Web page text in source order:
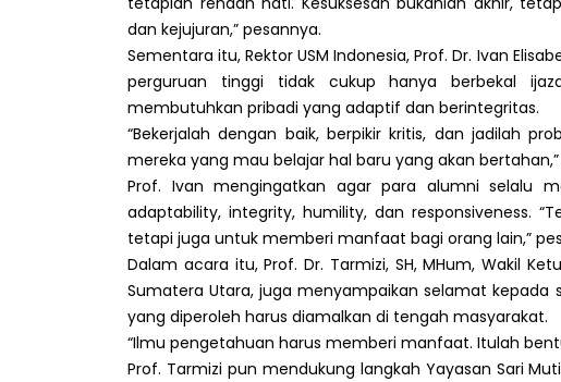
dan kejujuran,” pesannya.
Sementara itu, Rektor USM Indonesia, Prof. Dr. Ivan
perguruan tinggi tidak cukup hanya berbekal
membutuhkan pribadi yang adaptif dan berintegritas.
“Bekerjalah dengan baik, berpikir kritis, dan jadilah
mereka yang mau belajar hal baru yang akan
Prof. Ivan mengingatkan agar para alumni selalu
adaptability, integrity, humility, dan responsiveness.
tetapi juga untuk memberi manfaat bagi orang lain,”
Dalam acara itu, Prof. Dr. Tarmizi, SH, MHum, Wakil
Sumatera Utara, juga menyampaikan selamat kepada
yang diperoleh harus diamalkan di tengah masyarakat.
“Ilmu pengetahuan harus memberi manfaat. Itulah
Prof. Tarmizi pun mendukung langkah Yayasan Sari